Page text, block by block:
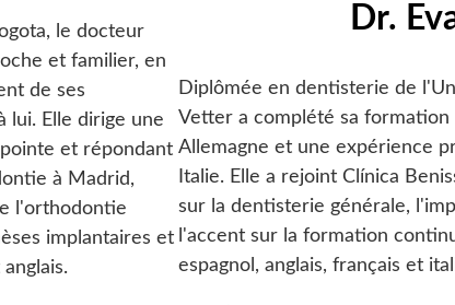
le docteur
et familier, en
de ses
lui. Elle dirige une
et répondant
à Madrid,
l'orthodontie
implantaires et
Dr.
Diplômée en dentisterie de
Vetter a complété sa
Allemagne et une expérience
Italie. Elle a rejoint Clínica
sur la dentisterie générale,
l'accent sur la formation
espagnol, anglais, français et